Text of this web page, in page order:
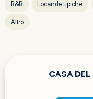
B&B Locande tipiche
Altro
CASA